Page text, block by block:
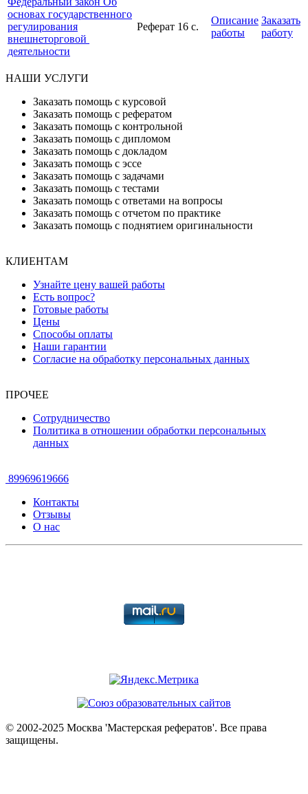
основах государственного
регулирования
внешнеторговой
деятельности
Реферат 16 с.
Описание
работы
Заказать
работу
НАШИ УСЛУГИ
Заказать помощь с курсовой
Заказать помощь с рефератом
Заказать помощь с контрольной
Заказать помощь с дипломом
Заказать помощь с докладом
Заказать помощь с эссе
Заказать помощь с задачами
Заказать помощь с тестами
Заказать помощь с ответами на вопросы
Заказать помощь с отчетом по практике
Заказать помощь с поднятием оригинальности
КЛИЕНТАМ
Узнайте цену вашей работы
Есть вопрос?
Готовые работы
Цены
Способы оплаты
Наши гарантии
Согласие на обработку персональных данных
ПРОЧЕЕ
Сотрудничество
Политика в отношении обработки персональных
данных
89969619666
Контакты
Отзывы
О нас
© 2002-2025 Москва 'Мастерская рефератов'. Все права
защищены.